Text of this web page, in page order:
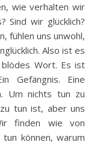
wie verhalten wir
Sind wir glücklich?
fühlen uns unwohl,
Also ist es
Wort. Es ist
Gefängnis. Eine
Um nichts tun zu
tun ist, aber uns
finden wie von
können, warum